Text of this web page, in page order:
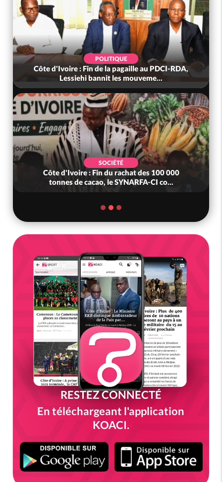
POLITIQUE
Côte d'Ivoire : Fin de la pagaille au PDCI-RDA,
Lessiehi bannit les mouveme...
SOCIÉTÉ
Côte d'Ivoire : Fin du rachat des 100 000
tonnes de cacao, le SYNARFA-CI co...
RESTEZ CONNECTÉ
En téléchargeant l'application
KOACI.